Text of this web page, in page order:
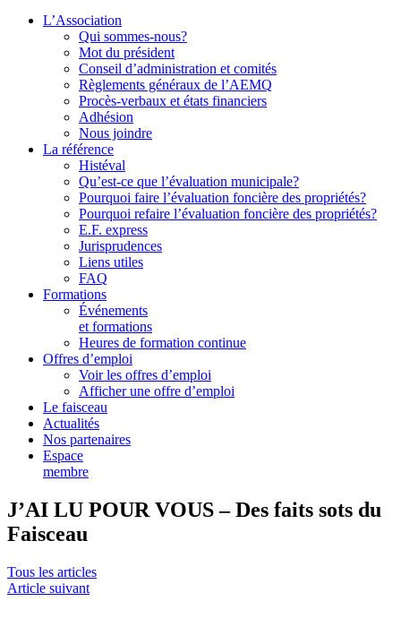
L’Association
Qui sommes-nous?
Mot du président
Conseil d’administration et comités
Règlements généraux de l’AEMQ
Procès-verbaux et états financiers
Adhésion
Nous joindre
La référence
Histéval
Qu’est-ce que l’évaluation municipale?
Pourquoi faire l’évaluation foncière des propriétés?
Pourquoi refaire l’évaluation foncière des propriétés?
E.F. express
Jurisprudences
Liens utiles
FAQ
Formations
Événements
et formations
Heures de formation continue
Offres d’emploi
Voir les offres d’emploi
Afficher une offre d’emploi
Le faisceau
Actualités
Nos partenaires
Espace
membre
J’AI LU POUR VOUS – Des faits sots du
Faisceau
Tous les articles
Article suivant